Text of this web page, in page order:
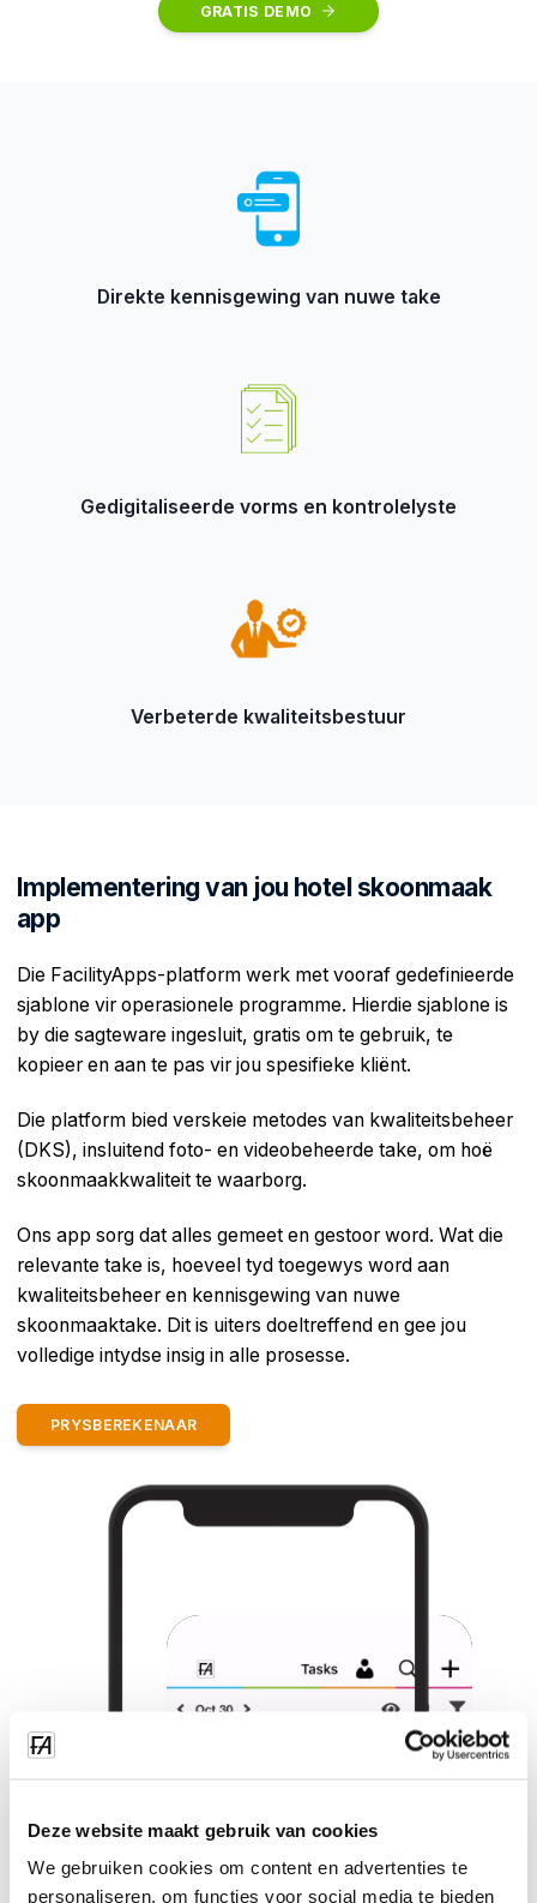
Deze website maakt gebruik van cookies
We gebruiken cookies om content en advertenties te
personaliseren, om functies voor social media te bieden
GRATIS DEMO
Direkte kennisgewing van nuwe take
Gedigitaliseerde vorms en kontrolelyste
Verbeterde kwaliteitsbestuur
Implementering van jou hotel skoonmaak
app
Die FacilityApps-platform werk met vooraf gedefinieerde
sjablone vir operasionele programme. Hierdie sjablone is
by die sagteware ingesluit, gratis om te gebruik, te
kopieer en aan te pas vir jou spesifieke kliënt.
Die platform bied verskeie metodes van kwaliteitsbeheer
(DKS), insluitend foto- en videobeheerde take, om hoë
skoonmaakkwaliteit te waarborg.
Ons app sorg dat alles gemeet en gestoor word. Wat die
relevante take is, hoeveel tyd toegewys word aan
kwaliteitsbeheer en kennisgewing van nuwe
skoonmaaktake. Dit is uiters doeltreffend en gee jou
volledige intydse insig in alle prosesse.
PRYSBEREKENAAR